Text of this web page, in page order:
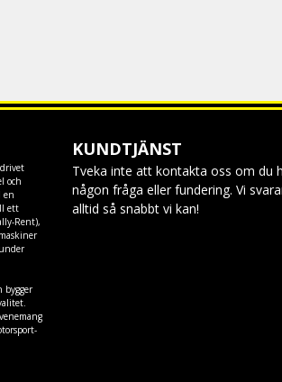
och
en
ett
Rent),
maskiner
bygger
KUNDTJÄNST
Tveka inte att kontakta oss om du
någon fråga eller fundering. Vi
alltid så snabbt vi kan!